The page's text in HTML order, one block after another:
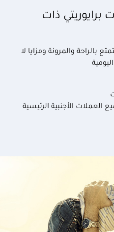
ذات
بالراحة والمرونة ومزايا لا
العملات الأجنبية الرئيسية